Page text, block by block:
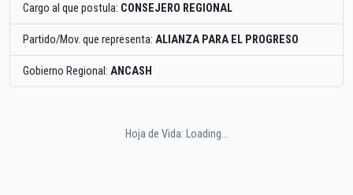
Cargo al que postula: CONSEJERO REGIONAL
Partido/Mov. que representa: ALIANZA PARA EL PROGRESO
Gobierno Regional: ANCASH
Hoja de Vida: Loading...